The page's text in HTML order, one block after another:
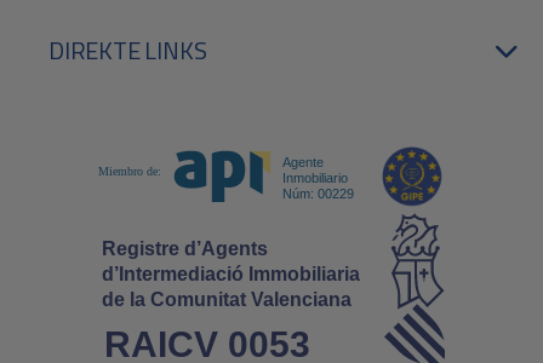
DIREKTE LINKS